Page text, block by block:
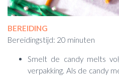
BEREIDING
Bereidingstijd: 20 minuten
Smelt de candy melts
verpakking. Als de candy